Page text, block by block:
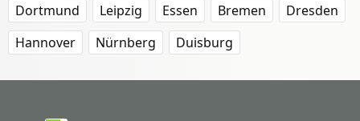
Dortmund
Leipzig Essen Bremen
Dresden
Hannover
Nürnberg Duisburg